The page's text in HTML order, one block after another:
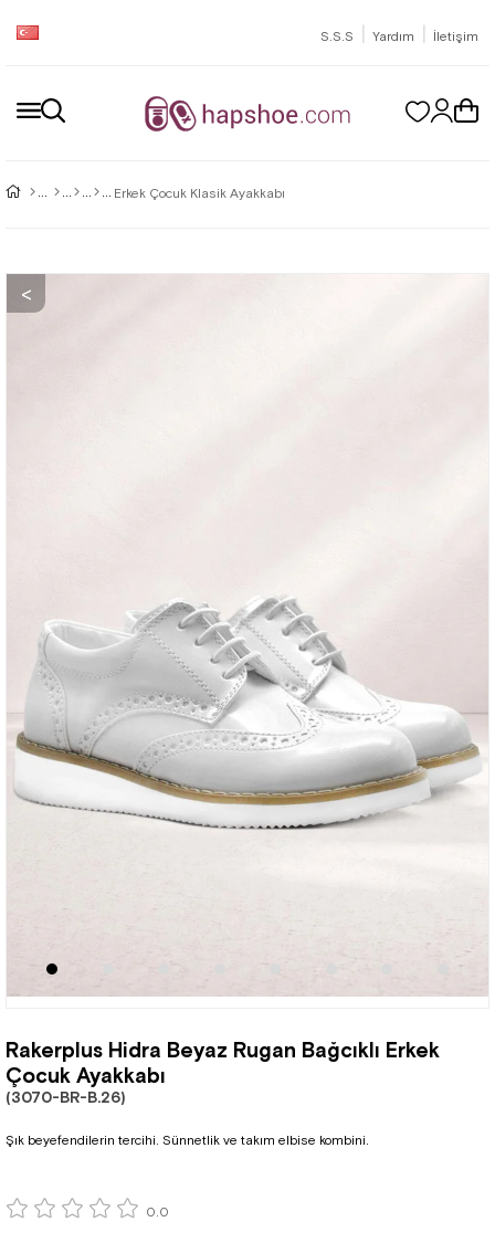
S.S.S | Yardım | İletişim
Erkek Çocuk Klasik Ayakkabı
Rakerplus Hidra Beyaz Rugan Bağcıklı Erkek
Çocuk Ayakkabı
(3070-BR-B.26)
Şık beyefendilerin tercihi. Sünnetlik ve takım elbise kombini.
0.0